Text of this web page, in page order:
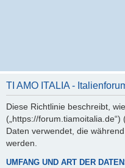
TI AMO ITALIA -
Diese Richtlinie beschreibt,
(„https://
Daten verwendet, die
werden.
UMFANG UND ART DER